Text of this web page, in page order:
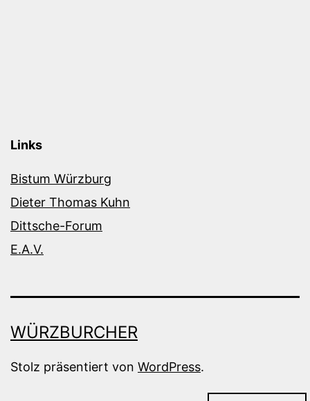
Links
Bistum Würzburg
Dieter Thomas Kuhn
Dittsche-Forum
E.A.V.
WÜRZBURCHER
Stolz präsentiert von WordPress.